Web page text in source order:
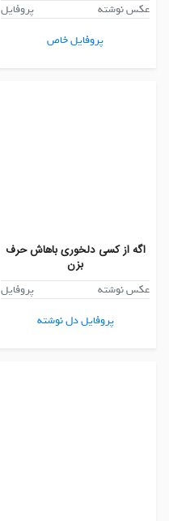
عکس نوشته
پروفایل
پروفایل خاص
اگه از کسی دلخوری باهاش حرف
بزن
عکس نوشته
پروفایل
پروفایل دل نوشته